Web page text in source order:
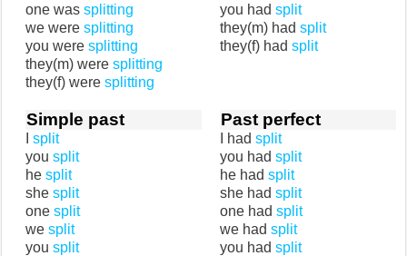
one was splitting
we were splitting
you were splitting
they(m) were splitting
they(f) were splitting
you had split
they(m) had split
they(f) had split
Simple past
split
you split
he split
she split
one split
we split
you split
Past perfect
I had split
you had split
he had split
she had split
one had split
we had split
you had split